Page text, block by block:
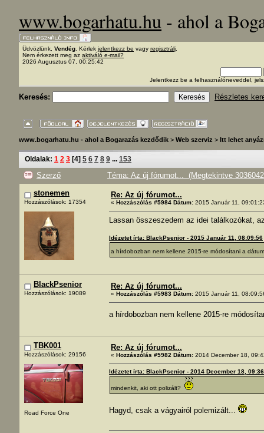
www.bogarhatu.hu - ahol a
Üdvözlünk, Vendég . Kérlek jelentkezz be vagy regisztrálj
Nem érkezett meg az aktiváló e-mail?
2026 Augusztus 07, 00:25:42
Jelentkezz be a felhasználóneveddel,
Keresés: Részletes
www.bogarhatu.hu - ahol a Bogarazás kezdődik > Web szerviz > Itt lehet
Oldalak: 1 2 3 [4] 5 6 7 8 9 ... 153
Szerző
Téma: Az új fórumot... (Megtekintve
stonemen
Hozzászólások: 17354
Re: Az új fórumot...
« Hozzászólás #5984 Dátum: 2015 Január 11,
Lassan összeszedem az idei találkozókat,
Idézetet írta: BlackPsenior - 2015 Január 11, 08:09:56
a hírdobozban nem kellene 2015-re módosítani a
BlackPsenior
Hozzászólások: 19089
Re: Az új fórumot...
« Hozzászólás #5983 Dátum: 2015 Január 11,
a hírdobozban nem kellene 2015-re
TBK001
Hozzászólások: 29156
Road Force One
Re: Az új fórumot...
« Hozzászólás #5982 Dátum: 2014 December 18,
Idézetet írta: BlackPsenior - 2014 December 18,
mindenkit, aki ott polizált?
Hagyd, csak a vágyairól polemizált...